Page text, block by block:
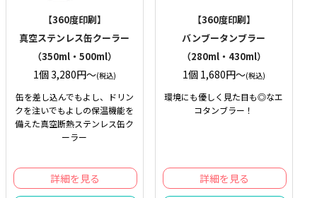
【360度印刷】
真空ステンレス缶クーラー
（350ml・500ml）
1個 3,280円〜(税込)
缶を差し込んでもよし、ドリン
クを注いでもよしの保温機能を
備えた真空断熱ステンレス缶ク
ーラー
詳細を見る
【360度印刷】
バンブータンブラー
（280ml・430ml）
1個 1,680円〜(税込)
環境にも優しく見た目も◎なエ
コタンブラー！
詳細を見る